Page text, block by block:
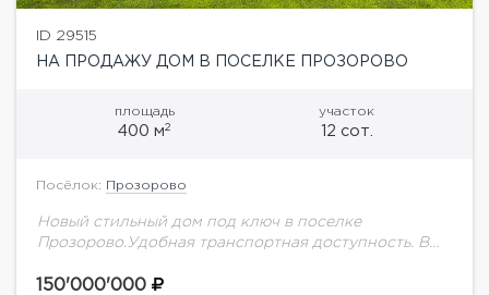
ID 29515
НА ПРОДАЖУ ДОМ В ПОСЕЛКЕ ПРОЗОРОВО
площадь
400 м2
участок
12 сот.
Посёлок: Прозорово
Новый стильный дом под ключ в поселке
Прозорово.Удобная транспортная доступность. В
материалы.ПЛАНИРОВКА ДОМА:1 этаж: холл,
150'000'000